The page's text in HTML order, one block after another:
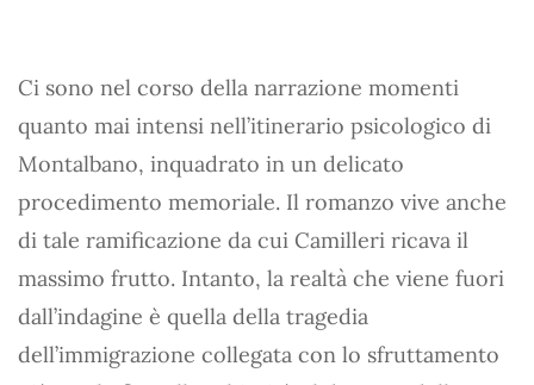
Ci sono nel corso della narrazione momenti
quanto mai intensi nell’itinerario psicologico di
Montalbano, inquadrato in un delicato
procedimento memoriale. Il romanzo vive anche
di tale ramificazione da cui Camilleri ricava il
massimo frutto. Intanto, la realtà che viene fuori
dall’indagine è quella della tragedia
dell’immigrazione collegata con lo sfruttamento